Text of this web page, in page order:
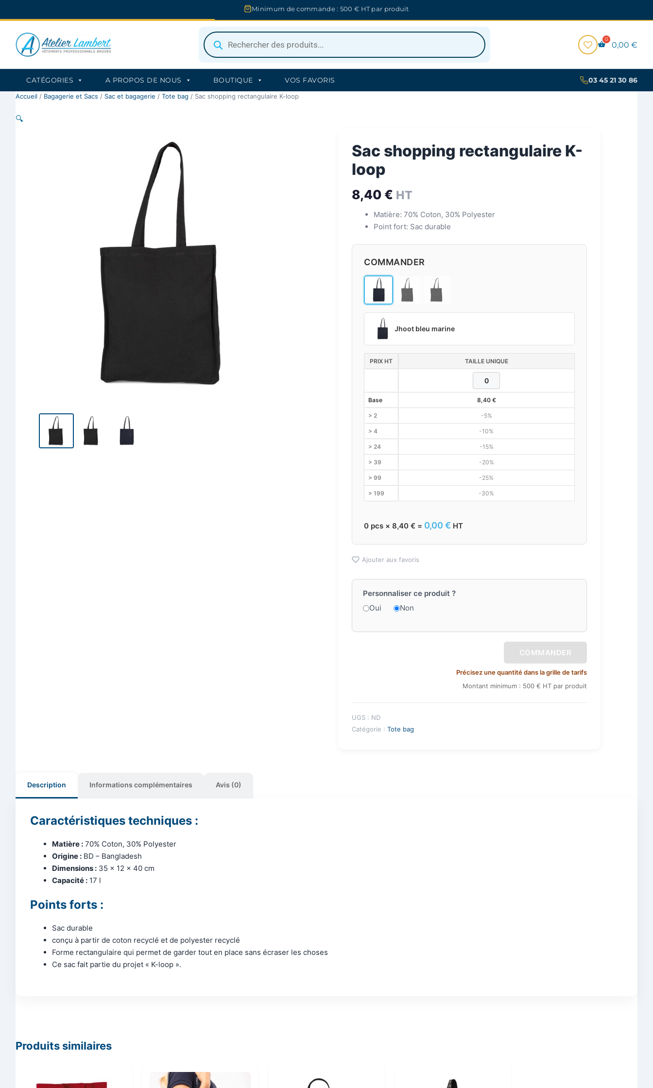
au
Minimum de commande : 500 € HT par produit
Recherche
de
produits
0,00 €
CATÉGORIES A PROPOS DE NOUS BOUTIQUE VOS FAVORIS 03 45 21 30 86
Accueil / Bagagerie et Sacs / Sac et bagagerie / Tote bag / Sac shopping rectangulaire K-loop
🔍
Sac shopping rectangulaire K-
loop
8,40 € HT
Matière: 70% Coton, 30% Polyester
Point fort: Sac durable
COMMANDER
Jhoot bleu marine
PRIX HT TAILLE UNIQUE
Base 8,40 €
> 2 -5%
> 4 -10%
> 24 -15%
> 39 -20%
> 99 -25%
> 199 -30%
0 pcs × 8,40 € = 0,00 € HT
Ajouter aux favoris
Personnaliser ce produit ?
Oui
Non
COMMANDER
Précisez une quantité dans la grille de tarifs
Montant minimum : 500 € HT par produit
UGS : ND
Catégorie : Tote bag
Description Informations complémentaires Avis (0)
Caractéristiques techniques :
Matière : 70% Coton, 30% Polyester
Origine : BD – Bangladesh
Dimensions : 35 x 12 x 40 cm
Capacité : 17 l
Points forts :
Sac durable
conçu à partir de coton recyclé et de polyester recyclé
Forme rectangulaire qui permet de garder tout en place sans écraser les choses
Ce sac fait partie du projet « K-loop ».
Produits similaires